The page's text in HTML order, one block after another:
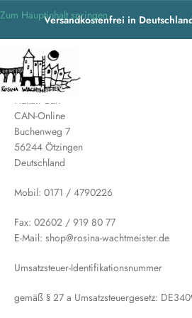
Versandkostenfrei in
Zum Hauptinhalt springen
Hakan Can
CAN-Online
Buchenweg 7
56244 Ötzingen
Deutschland
Mobil: 0171 / 4790226
Fax: 02602 / 919 80 77
E-Mail: shop@rosina-wachtmeister.de
Umsatzsteuer-Identifikationsnummer
gemäß § 27 a Umsatzsteuergesetz: